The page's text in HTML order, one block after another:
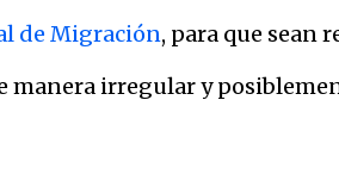
de Migración, para que sean
irregular y